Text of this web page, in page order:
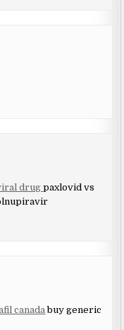
drugpaxlovid vs
canadabuy generic